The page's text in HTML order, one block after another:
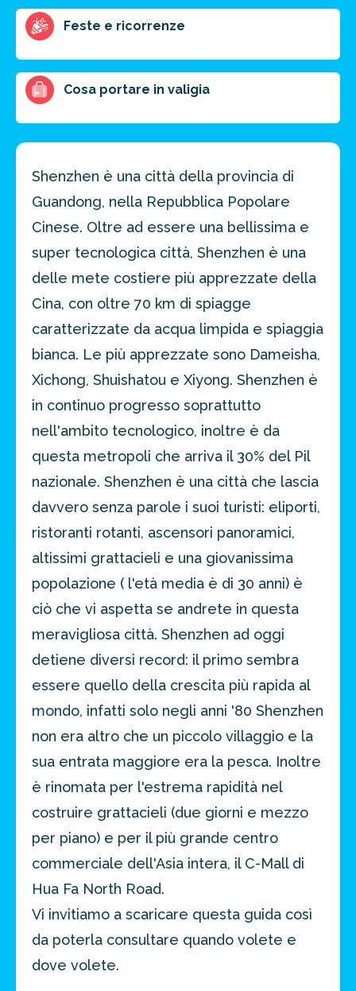
FAI PREVENTIVO
Feste e ricorrenze
Cosa portare in valigia
Shenzhen è una città della provincia di
Guandong, nella Repubblica Popolare
Cinese. Oltre ad essere una bellissima e
super tecnologica città, Shenzhen è una
delle mete costiere più apprezzate della
Cina, con oltre 70 km di spiagge
caratterizzate da acqua limpida e spiaggia
bianca. Le più apprezzate sono Dameisha,
Xichong, Shuishatou e Xiyong. Shenzhen è
in continuo progresso soprattutto
nell'ambito tecnologico, inoltre è da
questa metropoli che arriva il 30% del Pil
nazionale. Shenzhen è una città che lascia
davvero senza parole i suoi turisti: eliporti,
ristoranti rotanti, ascensori panoramici,
altissimi grattacieli e una giovanissima
popolazione ( l'età media è di 30 anni) è
ciò che vi aspetta se andrete in questa
meravigliosa città. Shenzhen ad oggi
detiene diversi record: il primo sembra
essere quello della crescita più rapida al
mondo, infatti solo negli anni '80 Shenzhen
non era altro che un piccolo villaggio e la
sua entrata maggiore era la pesca. Inoltre
è rinomata per l'estrema rapidità nel
costruire grattacieli (due giorni e mezzo
per piano) e per il più grande centro
commerciale dell'Asia intera, il C-Mall di
Hua Fa North Road.
Vi invitiamo a scaricare questa guida così
da poterla consultare quando volete e
dove volete.